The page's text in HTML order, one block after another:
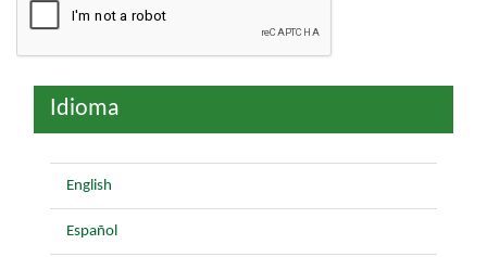
Idioma
English
Español